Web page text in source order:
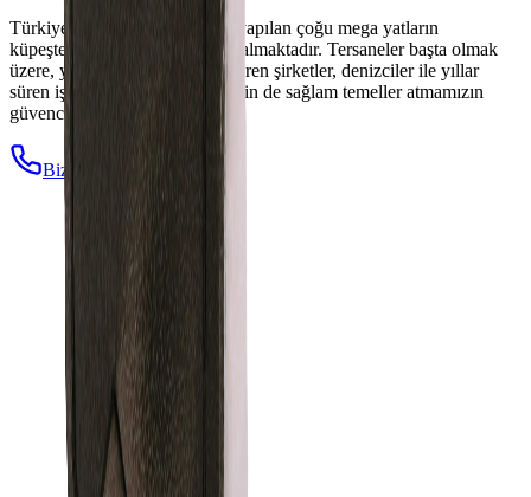
Türkiye’de üretilen ya da refit yapılan çoğu mega yatların
küpeştelerinde ürünlerimiz yer almaktadır. Tersaneler başta olmak
üzere, yat sektöründe hizmet veren şirketler, denizciler ile yıllar
süren iş ortaklığımız, gelecek için de sağlam temeller atmamızın
güvencesidir.
Bize Sorun